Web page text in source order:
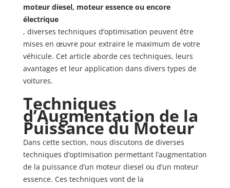
moteur diesel, moteur essence ou encore
électrique
, diverses techniques d’optimisation peuvent être
mises en œuvre pour extraire le maximum de votre
véhicule. Cet article aborde ces techniques, leurs
avantages et leur application dans divers types de
voitures.
Techniques
d’Augmentation de la
Puissance du Moteur
Dans cette section, nous discutons de diverses
techniques d’optimisation permettant l’augmentation
de la puissance d’un moteur diesel ou d’un moteur
essence. Ces techniques vont de la